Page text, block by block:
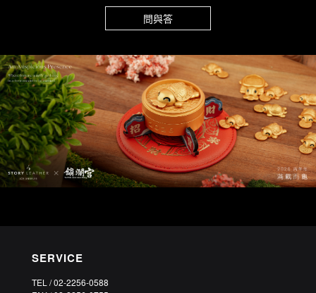
問與答
SERVICE
TEL / 02-2256-0588